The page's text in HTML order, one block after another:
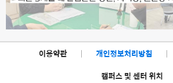
이용약관 | 개인정보처리방침 |
캠퍼스 및 센터 위치